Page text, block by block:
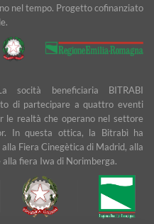
nel tempo. Progetto cofinanziato
socità beneficiaria BITRABI
di partecipare a quattro eventi
le realtà che operano nel settore
In questa ottica, la Bitrabì ha
Fiera Cinegètica di Madrid, alla
fiera Iwa di Norimberga.